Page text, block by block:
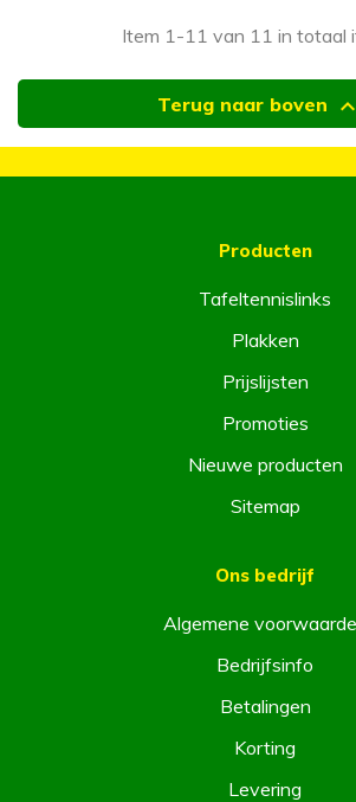
Item 1-11 van 11 in totaal
Terug naar boven 
Producten
Tafeltennislinks
Plakken
Prijslijsten
Promoties
Nieuwe producten
Sitemap
Ons bedrijf
Algemene
Bedrijfsinfo
Betalingen
Korting
Levering